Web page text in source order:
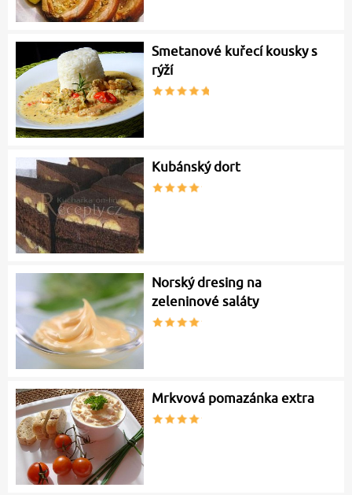
Smetanové kuřecí kousky s
rýží
Kubánský dort
Norský dresing na
zeleninové saláty
Mrkvová pomazánka extra